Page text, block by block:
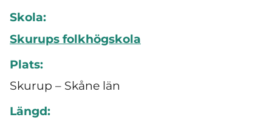
Skola:
Skurups folkhögskola
Plats:
Skurup – Skåne län
Längd: